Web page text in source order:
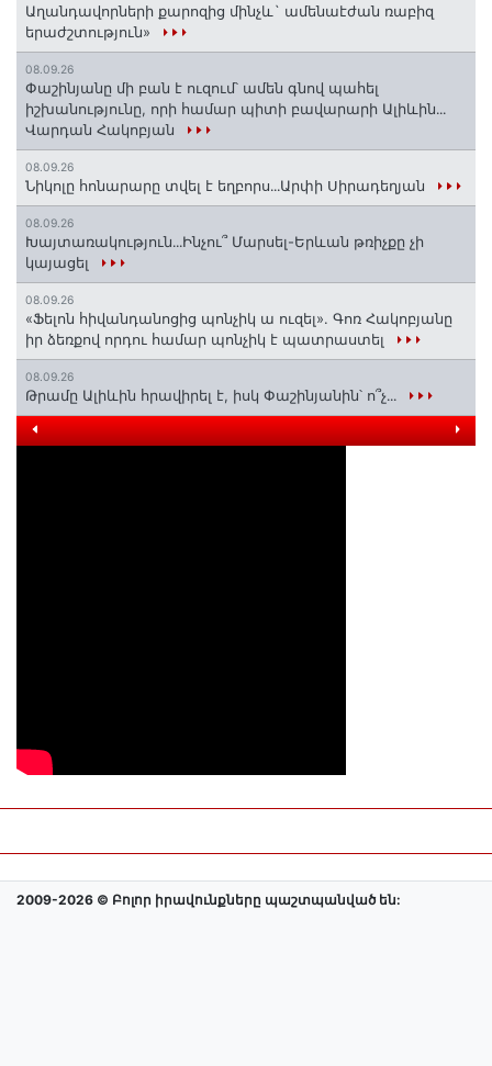
Աղանդավորների քարոզից մինչև` ամենաէժան ռաբիզ
երաժշտություն»
08.09.26
Փաշինյանը մի բան է ուզում՝ ամեն գնով պահել
իշխանությունը, որի համար պիտի բավարարի Ալիևին․․․
Վարդան Հակոբյան
08.09.26
Նիկոլը հոնարարը տվել է եղբորս․․․Արփի Սիրադեղյան
08.09.26
Խայտառակություն․․․Ինչու՞ Մարսել-Երևան թռիչքը չի
կայացել
08.09.26
«Ֆելոն հիվանդանոցից պոնչիկ ա ուզել». Գոռ Հակոբյանը
իր ձեռքով որդու համար պոնչիկ է պատրաստել
08.09.26
Թրամը Ալիևին հրավիրել է, իսկ Փաշինյանին՝ ո՞չ․․․
2009-2026 © Բոլոր իրավունքները պաշտպանված են: